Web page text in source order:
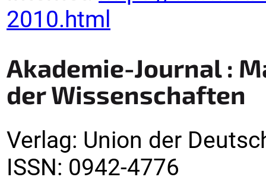
2010.html
Akademie-Journal :
der Wissenschaften
Verlag: Union der
ISSN: 0942-4776